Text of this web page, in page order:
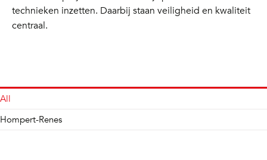
technieken inzetten. Daarbij staan veiligheid en kwaliteit
centraal.
All
Hompert-Renes